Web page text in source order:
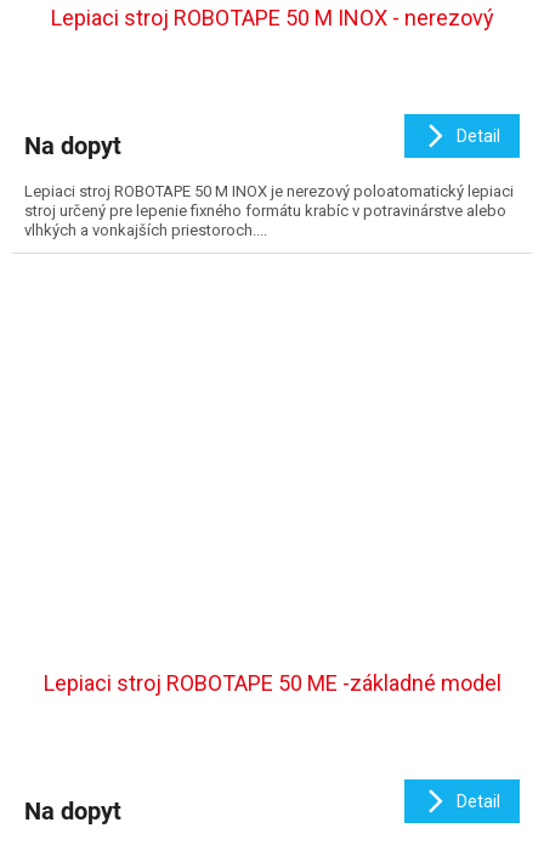
Lepiaci stroj ROBOTAPE 50 M INOX - nerezový
Na dopyt Detail
Lepiaci stroj ROBOTAPE 50 M INOX je nerezový poloatomatický lepiaci
stroj určený pre lepenie fixného formátu krabíc v potravinárstve alebo
vlhkých a vonkajších priestoroch....
Lepiaci stroj ROBOTAPE 50 ME -základné model
Na dopyt Detail